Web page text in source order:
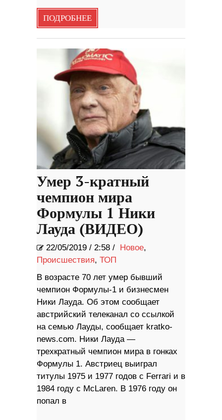
ПОДРОБНЕЕ
Умер 3-кратный
чемпион мира
Формулы 1 Ники
Лауда (ВИДЕО)
22/05/2019 / 2:58 / Новое,
Происшествия, ТОП
В возрасте 70 лет умер бывший
чемпион Формулы-1 и бизнесмен
Ники Лауда. Об этом сообщает
австрийский телеканал со ссылкой
на семью Лауды, сообщает kratko-
news.com. Ники Лауда —
трехкратный чемпион мира в гонках
Формулы 1. Австриец выиграл
титулы 1975 и 1977 годов с Ferrari и в
1984 году с McLaren. В 1976 году он
попал в